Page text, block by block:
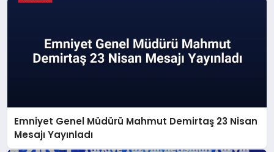
Emniyet Genel Müdürü Mahmut Demirtaş 23 Nisan
Mesajı Yayınladı